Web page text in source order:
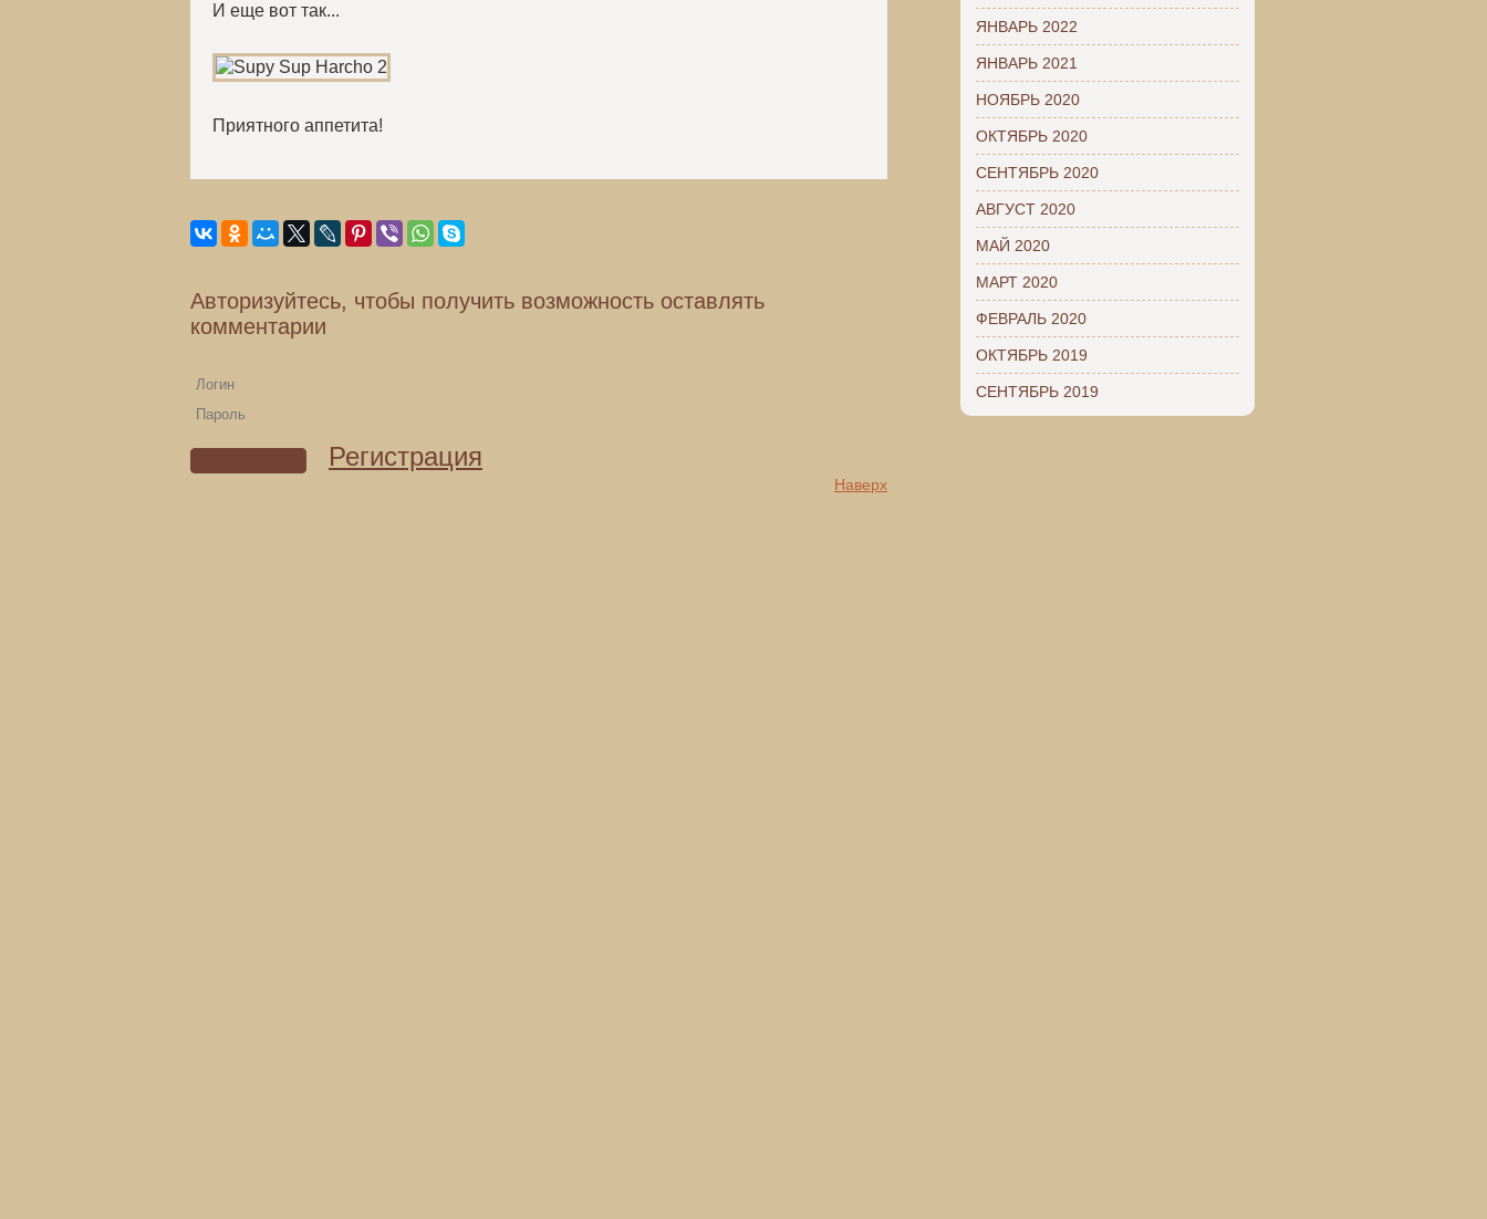
И еще вот так...
Приятного аппетита!
Авторизуйтесь, чтобы получить возможность оставлять
комментарии
Регистрация
Наверх
ЯНВАРЬ 2022
ЯНВАРЬ 2021
НОЯБРЬ 2020
ОКТЯБРЬ 2020
СЕНТЯБРЬ 2020
АВГУСТ 2020
МАЙ 2020
МАРТ 2020
ФЕВРАЛЬ 2020
ОКТЯБРЬ 2019
СЕНТЯБРЬ 2019